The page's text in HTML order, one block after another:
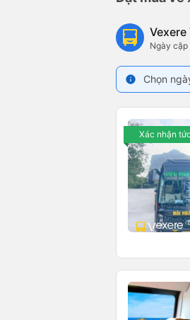
Vexere
Ngày
info Chọn
Xác nhận